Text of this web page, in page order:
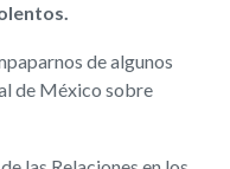
de algunos
de México sobre